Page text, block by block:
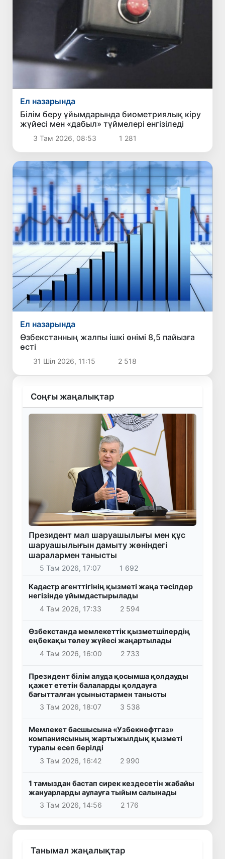
Ел назарында
Білім беру ұйымдарында биометриялық кіру
жүйесі мен «дабыл» түймелері енгізіледі
3 Там 2026, 08:53 1 281
Ел назарында
Өзбекстанның жалпы ішкі өнімі 8,5 пайызға
өсті
31 Шіл 2026, 11:15 2 518
Соңғы жаңалықтар
Президент мал шаруашылығы мен құс
шаруашылығын дамыту жөніндегі
шаралармен танысты
5 Там 2026, 17:07 1 692
Кадастр агенттігінің қызметі жаңа тәсілдер
негізінде ұйымдастырылады
4 Там 2026, 17:33
2 594
Өзбекстанда мемлекеттік қызметшілердің
еңбекақы төлеу жүйесі жаңартылады
4 Там 2026, 16:00
2 733
Президент білім алуда қосымша қолдауды
қажет ететін балаларды қолдауға
бағытталған ұсыныстармен танысты
3 Там 2026, 18:07
3 538
Мемлекет басшысына «Узбекнефтгаз»
компаниясының жартыжылдық қызметі
туралы есеп берілді
3 Там 2026, 16:42
2 990
1 тамыздан бастап сирек кездесетін жабайы
жануарларды аулауға тыйым салынады
3 Там 2026, 14:56
2 176
Танымал жаңалықтар